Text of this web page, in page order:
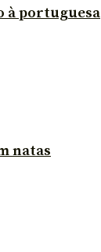
à portuguesa
natas